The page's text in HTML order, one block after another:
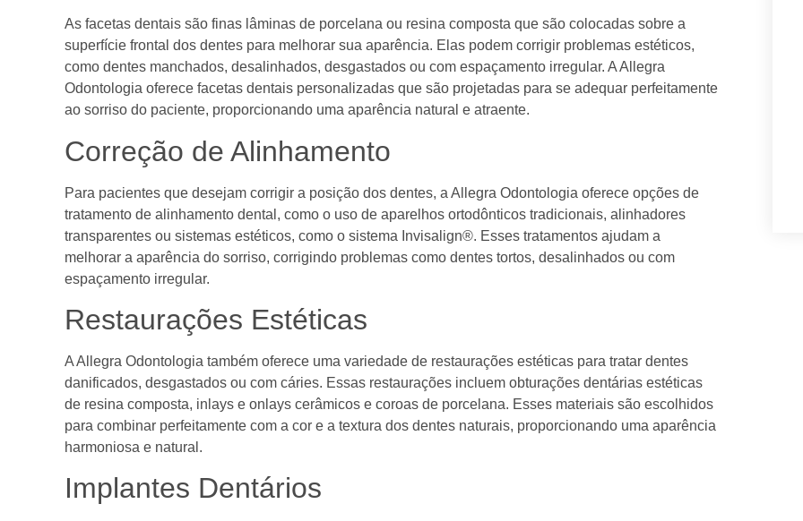
As facetas dentais são finas lâminas de porcelana ou resina composta que são colocadas sobre a
superfície frontal dos dentes para melhorar sua aparência. Elas podem corrigir problemas estéticos,
como dentes manchados, desalinhados, desgastados ou com espaçamento irregular. A Allegra
Odontologia oferece facetas dentais personalizadas que são projetadas para se adequar perfeitamente
ao sorriso do paciente, proporcionando uma aparência natural e atraente.
Correção de Alinhamento
Para pacientes que desejam corrigir a posição dos dentes, a Allegra Odontologia oferece opções de
tratamento de alinhamento dental, como o uso de aparelhos ortodônticos tradicionais, alinhadores
transparentes ou sistemas estéticos, como o sistema Invisalign®. Esses tratamentos ajudam a
melhorar a aparência do sorriso, corrigindo problemas como dentes tortos, desalinhados ou com
espaçamento irregular.
Restaurações Estéticas
A Allegra Odontologia também oferece uma variedade de restaurações estéticas para tratar dentes
danificados, desgastados ou com cáries. Essas restaurações incluem obturações dentárias estéticas
de resina composta, inlays e onlays cerâmicos e coroas de porcelana. Esses materiais são escolhidos
para combinar perfeitamente com a cor e a textura dos dentes naturais, proporcionando uma aparência
harmoniosa e natural.
Implantes Dentários